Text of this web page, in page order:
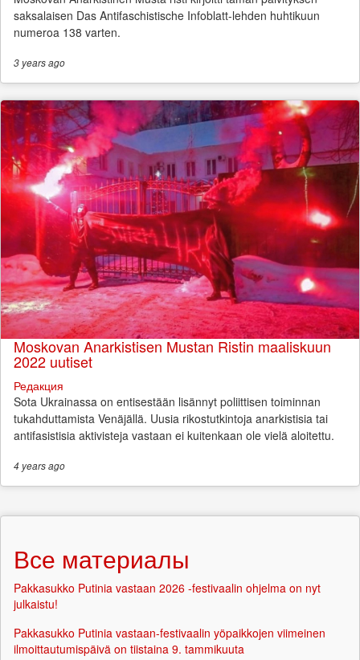
saksalaisen Das Antifaschistische Infoblatt-lehden huhtikuun
numeroa 138 varten.
3 yearsago
Moskovan Anarkistisen Mustan Ristin maaliskuun
2022 uutiset
Редакция
Sota Ukrainassa on entisestään lisännyt poliittisen toiminnan
tukahduttamista Venäjällä. Uusia rikostutkintoja anarkistisia tai
antifasistisia aktivisteja vastaan ei kuitenkaan ole vielä aloitettu.
4 yearsago
Все материалы
Pakkasukko Putinia vastaan 2026 -festivaalin ohjelma on nyt
julkaistu!
Pakkasukko Putinia vastaan-festivaalin yöpaikkojen viimeinen
ilmoittautumispäivä on tiistaina 9. tammikuuta